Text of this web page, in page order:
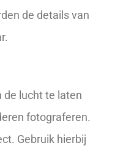
de details van
de lucht te laten
fotograferen.
Gebruik hierbij